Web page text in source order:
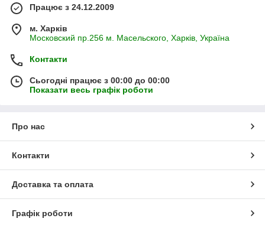
Працює з 24.12.2009
м. Харків
Московский пр.256 м. Масельского, Харків, Україна
Контакти
Сьогодні працює з 00:00 до 00:00
Показати весь графік роботи
Про нас
Контакти
Доставка та оплата
Графік роботи